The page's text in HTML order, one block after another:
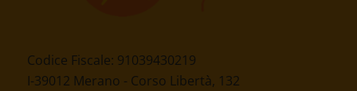
Codice Fiscale: 91039430219
I-39012 Merano - Corso Libertà, 132